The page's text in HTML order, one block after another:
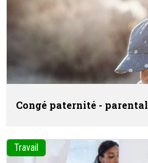
Congé paternité - parental
Travail